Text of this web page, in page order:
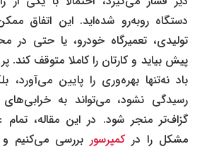
دستگاه روبه‌رو شده‌اید. این اتفاق
تولیدی، تعمیرگاه خودرو، یا حتی در
پیش بیاید و کارتان را کاملا متوقف
باد نه‌تنها بهره‌وری را پایین می‌آورد،
رسیدگی نشود، می‌تواند به
گزاف‌تر منجر شود. در این مقاله،
مشکل را در کمپرسور بررسی می‌کنیم